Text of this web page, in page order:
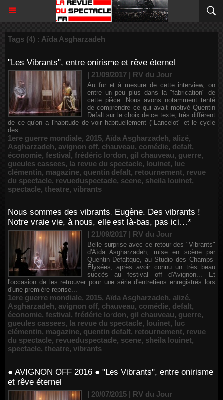
Tags (4) : Aïda Asgharzadeh
"Les Vibrants", entre onirisme et rêve éternel
| 21/09/2017 | RV du Jour
Au fur et à mesure de cette interview, on
entre un peu plus dans la "fabrication" de
cette pièce. Nous avons notamment tenté
de comprendre ce qui avait motivé Quentin
Defalt sur le choix de ce texte, très différent
de ce qu'on a l'habitude de voir habituellement ("Lancelot" et le cycle
des...
1ere guerre mondiale, 2015, Aïda Asgharzadeh, alizé,
Asgharzadeh, avignon off, chauveau, comédie, defalt,
économie, festival, frédéric lordon, gil chauveau, guerre,
gueules cassees, la revue du spectacle, louinet, luc
clémentin, magazine, quentin defalt, retournement, revue
du spectacle, revueduspectacle, scene, sheila louinet,
spectacle, theatre, vibrants
Nous sommes des vibrants, Eugène. Des vibrants !
Notre vraie vie, à nous, elle est là-bas, pas ici…*
| 21/09/2017 | RV du Jour
Belle surprise avec ce retour des "Vibrants"
d'Aïda Asgharzadeh, mise en scène par
Quentin Defaltque, au Studio des Champs-
Élysées, après avoir connu un très beau
succès au festival off d'Avignon... Et
l'occasion de les retrouver pour une série d'entretiens enregistrés lors
d'une première reprise...
1ere guerre mondiale, 2015, Aïda Asgharzadeh, alizé,
Asgharzadeh, avignon off, chauveau, comédie, defalt,
économie, festival, frédéric lordon, gil chauveau, guerre,
gueules cassees, la revue du spectacle, louinet, luc
clémentin, magazine, quentin defalt, retournement, revue
du spectacle, revueduspectacle, scene, sheila louinet,
spectacle, theatre, vibrants
● AVIGNON OFF 2016 ● "Les Vibrants", entre onirisme
et rêve éternel
| 20/07/2015 | RV du Jour